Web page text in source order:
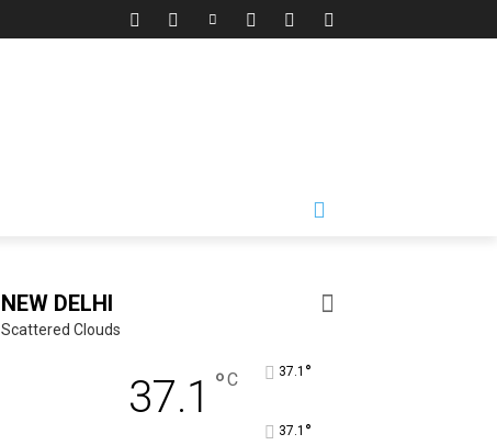
NEW DELHI
Scattered Clouds
37.1 °C 37.1 °
37.1 °